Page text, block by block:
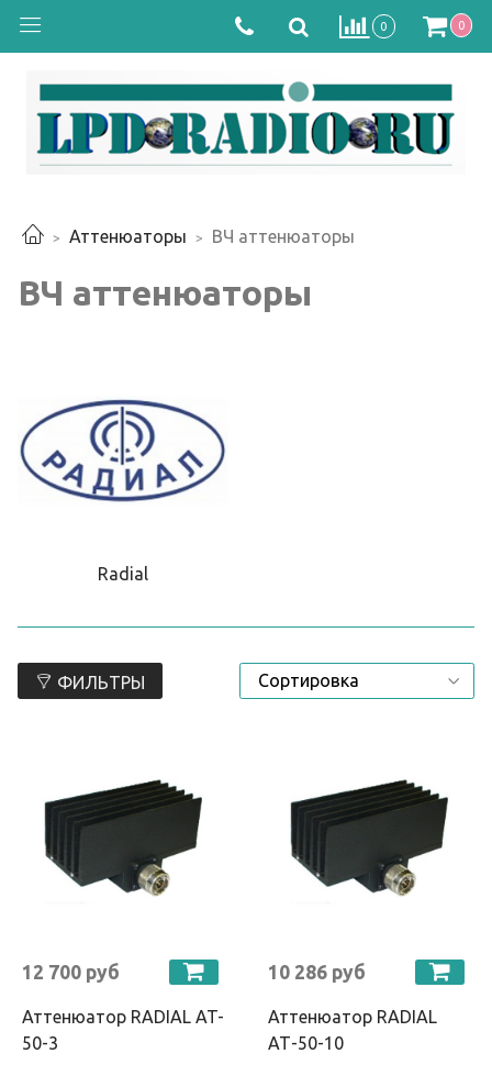
0 0
Аттенюаторы ВЧ аттенюаторы
ВЧ аттенюаторы
Radial
ФИЛЬТРЫ
12 700 руб
Аттенюатор RADIAL AT-
50-3
10 286 руб
Аттенюатор RADIAL
АТ-50-10